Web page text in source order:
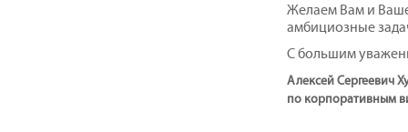
Желаем Вам и
амбициозные
С большим
Алексей Сергеевич
по корпоративным